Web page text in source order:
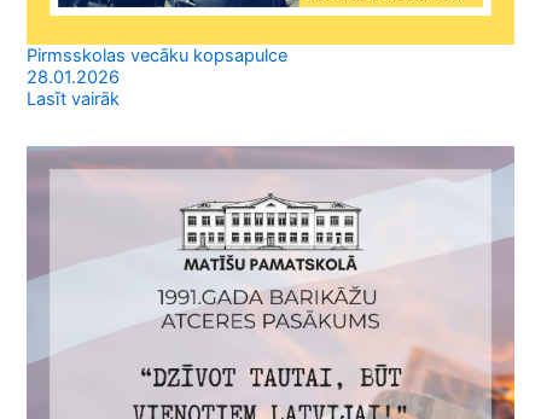
Pirmsskolas vecāku kopsapulce
28.01.2026
Lasīt vairāk